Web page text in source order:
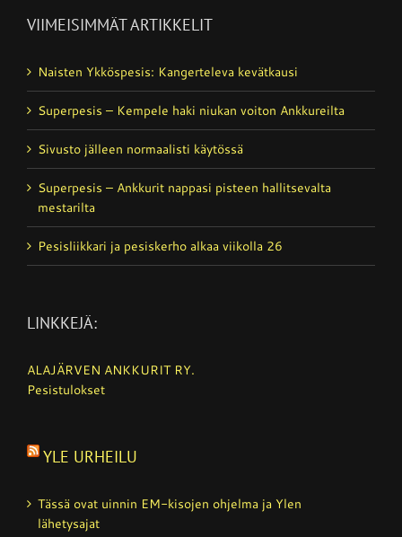
VIIMEISIMMÄT ARTIKKELIT
Naisten Ykköspesis: Kangerteleva kevätkausi
Superpesis – Kempele haki niukan voiton Ankkureilta
Sivusto jälleen normaalisti käytössä
Superpesis – Ankkurit nappasi pisteen hallitsevalta
mestarilta
Pesisliikkari ja pesiskerho alkaa viikolla 26
LINKKEJÄ:
ALAJÄRVEN ANKKURIT RY.
Pesistulokset
YLE URHEILU
Tässä ovat uinnin EM-kisojen ohjelma ja Ylen
lähetysajat